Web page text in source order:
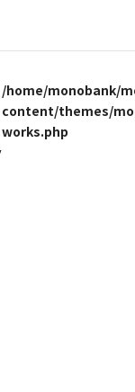
/home/monobank/
content/themes/
works.php